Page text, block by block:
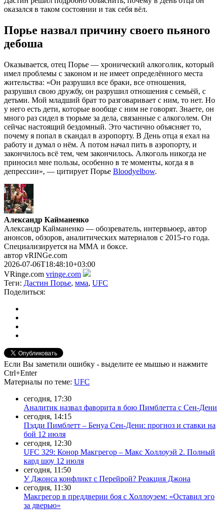
оказался в таком состоянии и так себя вёл.
Порье назвал причину своего пьяного
дебоша
Оказывается, отец Порье — хронический алкоголик, который
имел проблемы с законом и не имеет определённого места
жительства: «Он разрушил все браки, все отношения,
разрушил свою дружбу, он разрушил отношения с семьёй, с
детьми. Мой младший брат то разговаривает с ним, то нет. Но
у него есть дети, которые вообще с ним не говорят. Знаете, он
много раз сидел в тюрьме за дела, связанные с алкоголем. Он
сейчас настоящий бездомный. Это частично объясняет то,
почему я попал в скандал в аэропорту. В День отца я ехал на
работу и думал о нём. А потом начал пить в аэропорту, и
закончилось всё тем, чем закончилось. Алкоголь никогда не
приносил мне пользы, особенно в те моменты, когда я в
депрессии», — цитирует Порье Bloodyelbow.
Александр Кайманенко
Александр Кайманенко — обозреватель, интервьюер, автор
анонсов, обзоров, аналитических материалов с 2015-го года.
Специализируется на ММА и боксе.
автор vRINGe.com
2026-07-06T18:48:10+03:00
VRinge.com vringe.com
Теги: Дастин Порье, мма, UFC
Поделиться:
Если Вы заметили ошибку - выделите ее мышью и нажмите
Ctrl+Enter
Материалы по теме: UFC
сегодня, 17:30
Аналитик назвал фаворита в бою Пимблетта с Сен-Дени
сегодня, 14:15
Пэдди Пимблетт – Бенуа Сен-Дени: прогноз и ставки на
бой 12 июля
сегодня, 12:30
UFC 329: Конор Макгрегор – Макс Холлоуэй 2. Полный
кард шоу 12 июля
сегодня, 11:50
У Джонса конфликт с Перейрой? Реакция Джона
сегодня, 11:30
Макгрегор в преддверии боя с Холлоуэем: «Оставил эго
за дверью»